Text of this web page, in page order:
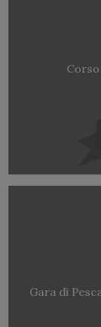
Gara di